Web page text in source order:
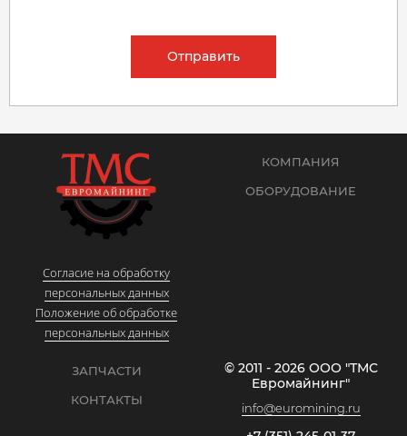
Отправить
Согласие на обработку
персональных данных
Положение об обработке
персональных данных
КОМПАНИЯ
ОБОРУДОВАНИЕ
ЗАПЧАСТИ
КОНТАКТЫ
© 2011 - 2026 ООО "ТМС
Евромайнинг"
info@euromining.ru